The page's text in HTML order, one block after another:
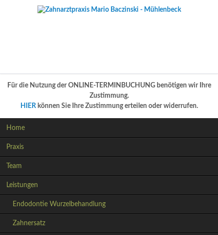
Für die Nutzung der ONLINE-TERMINBUCHUNG benötigen wir Ihre
Zustimmung.
HIERkönnen Sie Ihre Zustimmung erteilen oder widerrufen.
Navigation
Home
Praxis
Team
Leistungen
Endodontie Wurzelbehandlung
Zahnersatz